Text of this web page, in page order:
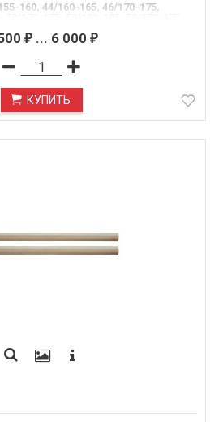
160, 44/160-165, 46/170-175,
₽... 6 000 ₽
КУПИТЬ